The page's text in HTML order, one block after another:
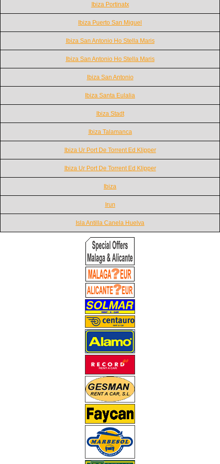
Ibiza Portinatx
Ibiza Puerto San Miguel
Ibiza San Antonio Ho Stella Maris
Ibiza San Antonio Ho Stella Maris
Ibiza San Antonio
Ibiza Santa Eulalia
Ibiza Stadt
Ibiza Talamanca
Ibiza Ur Port De Torrent Ed Klipper
Ibiza Ur Port De Torrent Ed Klipper
Ibiza
Irun
Isla Antilla Canela Huelva